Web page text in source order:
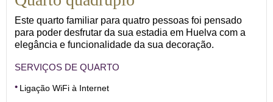
Este quarto familiar para quatro pessoas foi pensado
para poder desfrutar da sua estadia em Huelva com a
elegância e funcionalidade da sua decoração.
SERVIÇOS DE QUARTO
Ligação WiFi à Internet